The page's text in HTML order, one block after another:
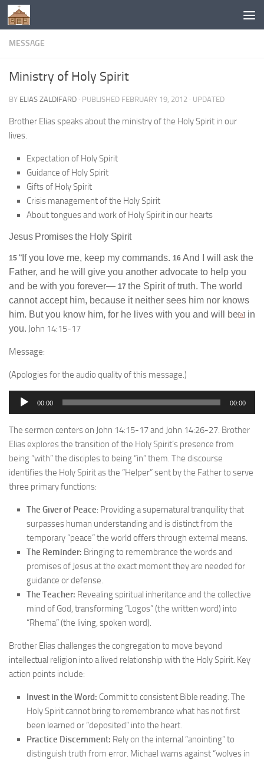
Below content
MESSAGE
Ministry of Holy Spirit
BY ELIAS ZALDIFARD · PUBLISHED FEBRUARY 19, 2012 · UPDATED
Brother Elias speaks about the ministry of the Holy Spirit in our
lives.
Expectation of Holy Spirit
Guidance of Holy Spirit
Gifts of Holy Spirit
Crisis management of the Holy Spirit
About tongues and work of Holy Spirit in our hearts
Jesus Promises the Holy Spirit
15 “If you love me, keep my commands. 16 And I will ask the
Father, and he will give you another advocate to help you
and be with you forever— 17 the Spirit of truth. The world
cannot accept him, because it neither sees him nor knows
him. But you know him, for he lives with you and will be[a] in
you. John 14:15-17
Message:
(Apologies for the audio quality of this message.)
Audio
00:00 00:00
The sermon centers on John 14:15-17 and John 14:26-27. Brother
Elias explores the transition of the Holy Spirit’s presence from
being “with” the disciples to being “in” them. The discourse
identifies the Holy Spirit as the “Helper” sent by the Father to serve
three primary functions:
The Giver of Peace: Providing a supernatural tranquility that
surpasses human understanding and is distinct from the
temporary “peace” the world offers through external means.
The Reminder: Bringing to remembrance the words and
promises of Jesus at the exact moment they are needed for
guidance or defense.
The Teacher: Revealing spiritual inheritance and the collective
mind of God, transforming “Logos” (the written word) into
“Rhema” (the living, spoken word).
Brother Elias challenges the congregation to move beyond
intellectual religion into a lived relationship with the Holy Spirit. Key
action points include:
Invest in the Word: Commit to consistent Bible reading. The
Holy Spirit cannot bring to remembrance what has not first
been learned or “deposited” into the heart.
Practice Discernment: Rely on the internal “anointing” to
distinguish truth from error. Michael warns against “wolves in